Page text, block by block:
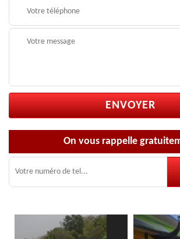
On vous rappelle